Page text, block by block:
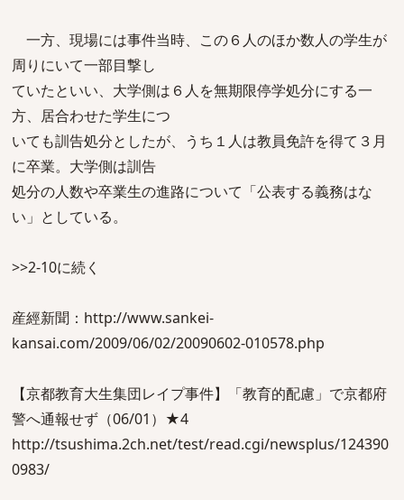
一方、現場には事件当時、この６人のほか数人の学生が
周りにいて一部目撃し
ていたといい、大学側は６人を無期限停学処分にする一
方、居合わせた学生につ
いても訓告処分としたが、うち１人は教員免許を得て３月
に卒業。大学側は訓告
処分の人数や卒業生の進路について「公表する義務はな
い」としている。
>>2-10に続く
産經新聞：http://www.sankei-
kansai.com/2009/06/02/20090602-010578.php
【京都教育大生集団レイプ事件】「教育的配慮」で京都府
警へ通報せず（06/01）★4
http://tsushima.2ch.net/test/read.cgi/newsplus/124390
0983/